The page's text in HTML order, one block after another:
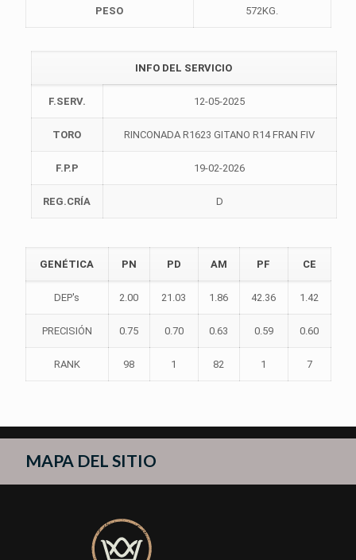
PESO 572KG.
INFO DEL SERVICIO
F.SERV. 12-05-2025
TORO RINCONADA R1623 GITANO R14 FRAN FIV
F.P.P 19-02-2026
REG.CRÍA D
GENÉTICA PN PD AM PF CE
DEP's 2.00 21.03 1.86 42.36 1.42
PRECISIÓN 0.75 0.70 0.63 0.59 0.60
RANK 98 1 82 1 7
MAPA DEL SITIO